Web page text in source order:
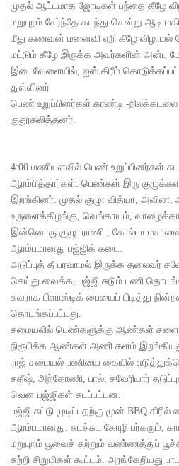
முதல் ஆட்டமாக ஜோடிகள் பந்தை கீழே
மறுபுறம் சேர்ந்தே கடந்து சென்று ஆடி
மீது கணவன் மனைவி ஏறி கீழே விழாமல்
மட்டும் கீழே இருக்க அவர்களின் அன்பு
இடைவேளையில், ஐஸ் கிரீம்
துள்ளினர்
பெண் உறுப்பினர்கள் கரண்டி -
குதூகலித்தனர்.
4:00 மணியளவில் பெண் உறுப்பினர்கள்
ஆரம்பித்தார்கள். பெண்கள் இரு
இறங்கினர். முதல் குழு: வித்யா,
உருளைக்கிழங்கு, வெங்காயம்,
இன்னொரு குழு: ராணி , கோல்டா
ஆரம்பமானது பஜ்ஜிக் கடை.
அடுப்புத் தீ பரவாமல் இருக்க தலைவர்
செய்து வைக்க, பஜ்ஜி சுடும் பணி
சுவராக பிளாஸ்டிக் பையைப் பிடித்து
தொடங்கப்பட்டது.
சமையலில் பெண்களுக்கு ஆண்கள்
நிரூபிக்க ஆண்கள் அணி களம்
ராஜ் சமையல் பணியை கையில்
சதீஷ், அந்தோணி, பால், சவேரியார்
வென பஜ்ஜிகள் சுடப்பட்டன.
பஜ்ஜி சுட்டு முடிப்பதற்கு முன் BBQ
ஆரம்பமானது. சுடச்சுட கோழி பர்கரும்,
மறுபுறம் பூவைச் சுற்றும் வண்ணத்துப்
சுற்றி சிறுமிகள் கூட்டம். அரங்கேறியது